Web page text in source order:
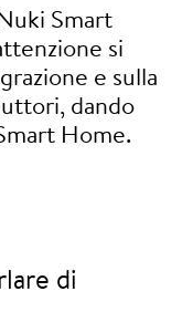
Smart
si
e sulla
dando
Home.
di